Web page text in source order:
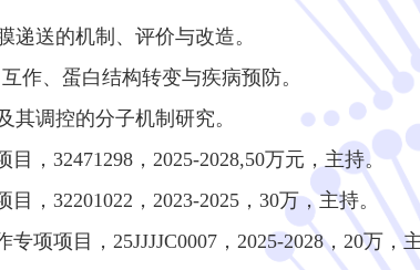
递送的机制、评价与改造。
作、蛋白结构转变与疾病预防。
其调控的分子机制研究。
，32471298，2025-2028,50万元，主持。
，32201022，2023-2025，30万，主持。
项项目，25JJJJC0007，2025-2028，20万，